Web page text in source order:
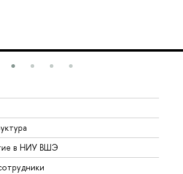
в НИУ ВШЭ